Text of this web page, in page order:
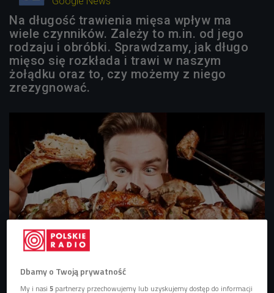
Na długość trawienia mięsa wpływ ma
wiele czynników. Zależy to m.in. od jego
rodzaju i obróbki. Sprawdzamy, jak długo
mięso się rozkłada i trawi w naszym
żołądku oraz to, czy możemy z niego
zrezygnować.
Dbamy o Twoją prywatność
My i nasi5 partnerzy przechowujemy lub uzyskujemy dostęp do informacji